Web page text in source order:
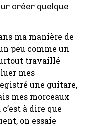
créer quelque
ma manière de
peu comme un
travaillé
mes
une guitare,
mes morceaux
à dire que
on essaie